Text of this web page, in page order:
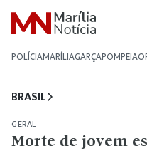
POLÍCIAMARÍLIAGARÇAPOMPEIA
BRASIL
GERAL
Morte de jovem